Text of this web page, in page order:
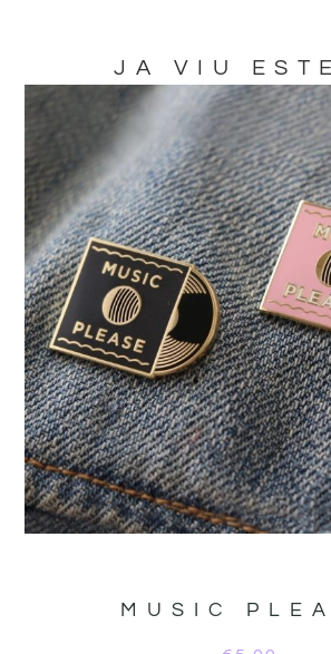
JA VIU
MUSIC